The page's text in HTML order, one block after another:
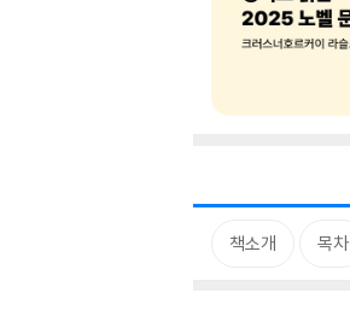
책소개 목차